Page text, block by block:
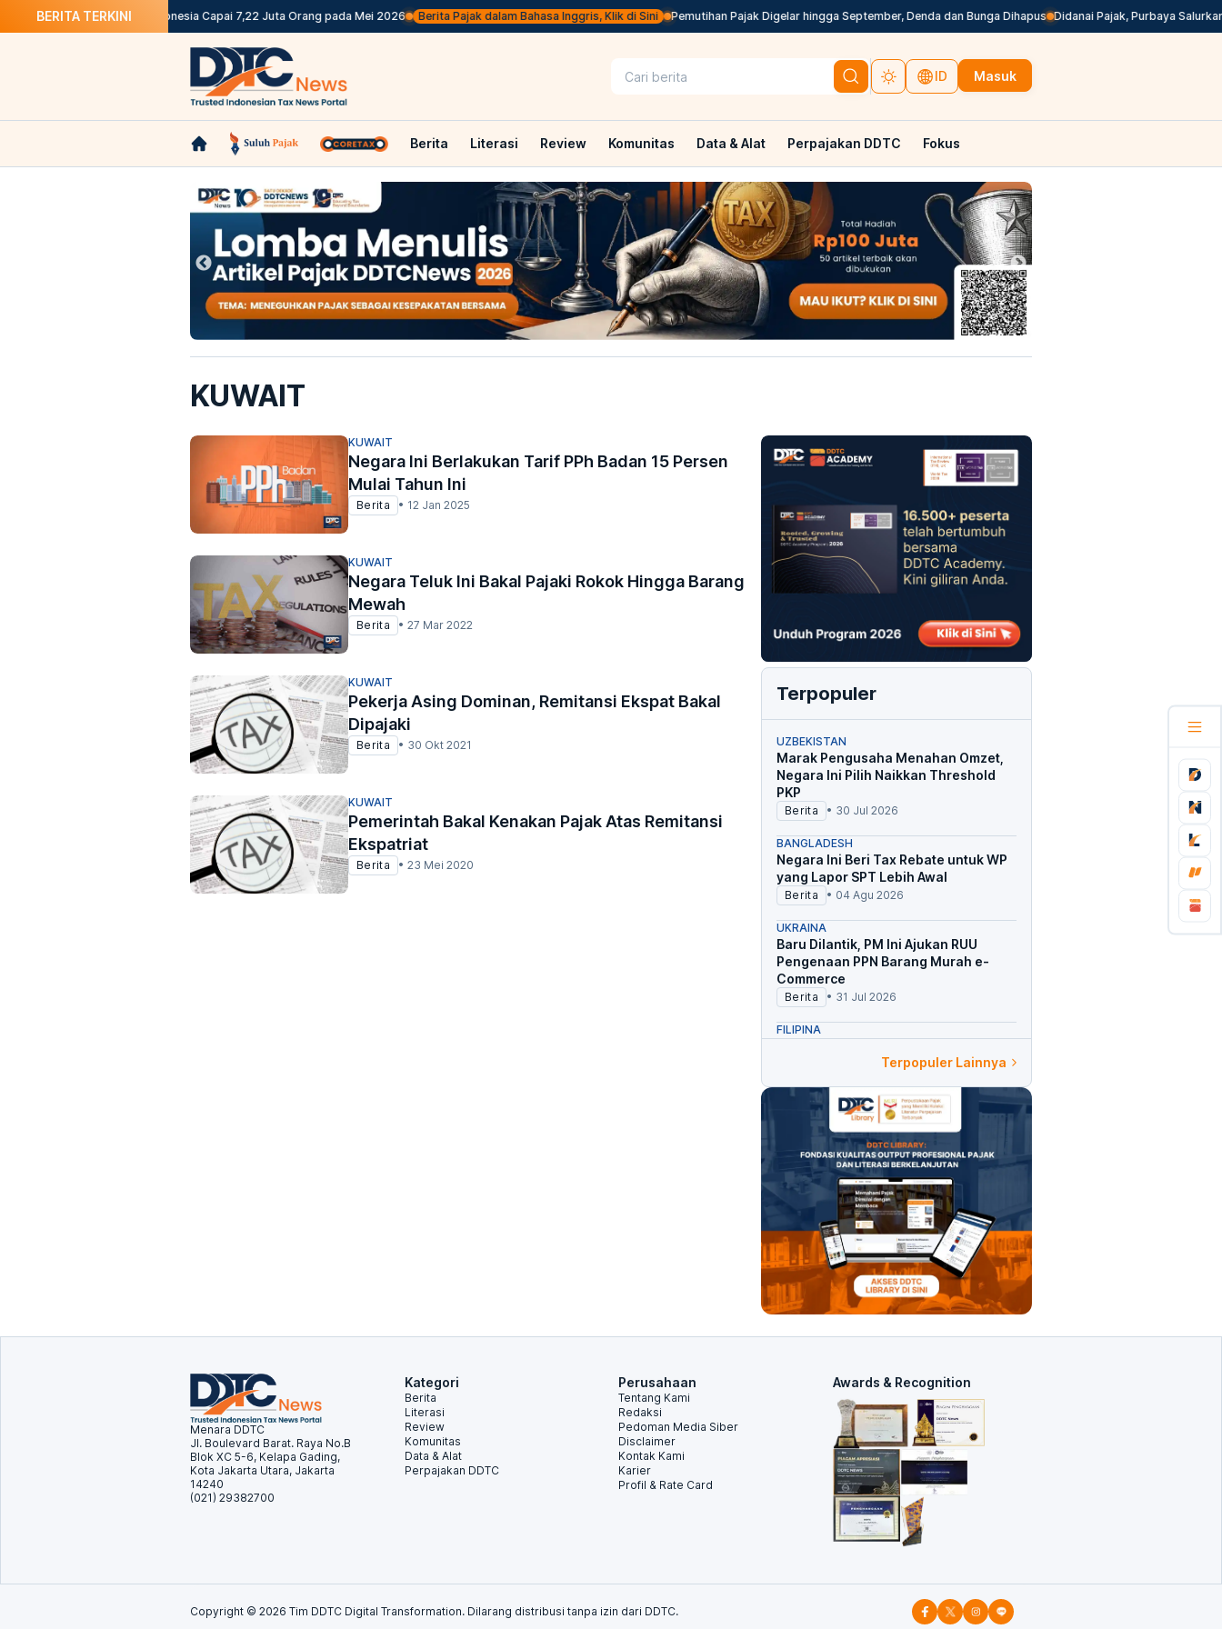
BERITA TERKINI
BPS: Pengangguran di Indonesia Capai 7,22 Juta Orang pada Mei 2026 Berita Pajak dalam Bahasa Inggris, Klik di Sini Pemutihan Pajak Digelar hingga September, Denda dan Bunga Dihapus Didanai Pajak, Purbaya Salurkan
ID Masuk
Berita Literasi Review Komunitas Data & Alat Perpajakan DDTC Fokus
KUWAIT
KUWAIT
Negara Ini Berlakukan Tarif PPh Badan 15 Persen
Mulai Tahun Ini
Berita • 12 Jan 2025
KUWAIT
Negara Teluk Ini Bakal Pajaki Rokok Hingga Barang
Mewah
Berita • 27 Mar 2022
KUWAIT
Pekerja Asing Dominan, Remitansi Ekspat Bakal
Dipajaki
Berita • 30 Okt 2021
KUWAIT
Pemerintah Bakal Kenakan Pajak Atas Remitansi
Ekspatriat
Berita • 23 Mei 2020
Terpopuler
UZBEKISTAN
Marak Pengusaha Menahan Omzet,
Negara Ini Pilih Naikkan Threshold
PKP
Berita • 30 Jul 2026
BANGLADESH
Negara Ini Beri Tax Rebate untuk WP
yang Lapor SPT Lebih Awal
Berita • 04 Agu 2026
UKRAINA
Baru Dilantik, PM Ini Ajukan RUU
Pengenaan PPN Barang Murah e-
Commerce
Berita • 31 Jul 2026
FILIPINA
Kenaikan PTKP hingga Tax Amnesty
VIETNAM
Negara Tetangga Andalkan AI untuk
Modernisasi Administrasi Pajak
Berita 01 Agu 2026
Terpopuler Lainnya
Menara DDTC
Jl. Boulevard Barat. Raya No.B
Blok XC 5-6, Kelapa Gading,
Kota Jakarta Utara, Jakarta
14240
(021) 29382700
Kategori
Berita
Literasi
Review
Komunitas
Data & Alat
Perpajakan DDTC
Perusahaan
Tentang Kami
Redaksi
Pedoman Media Siber
Disclaimer
Kontak Kami
Karier
Profil & Rate Card
Awards & Recognition
Copyright © 2026 Tim DDTC Digital Transformation. Dilarang distribusi tanpa izin dari DDTC.